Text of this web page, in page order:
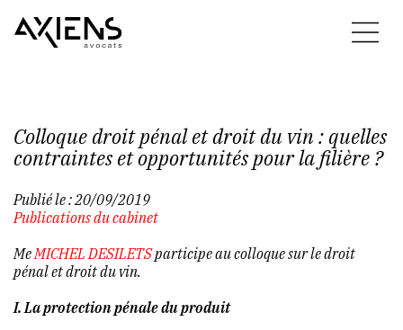
Colloque droit pénal et droit du vin : quelles
contraintes et opportunités pour la filière ?
Publié le :20/09/2019
Publications du cabinet
MeMICHEL DESILETSparticipe au colloque sur le droit
pénal et droit du vin.
I. La protection pénale du produit